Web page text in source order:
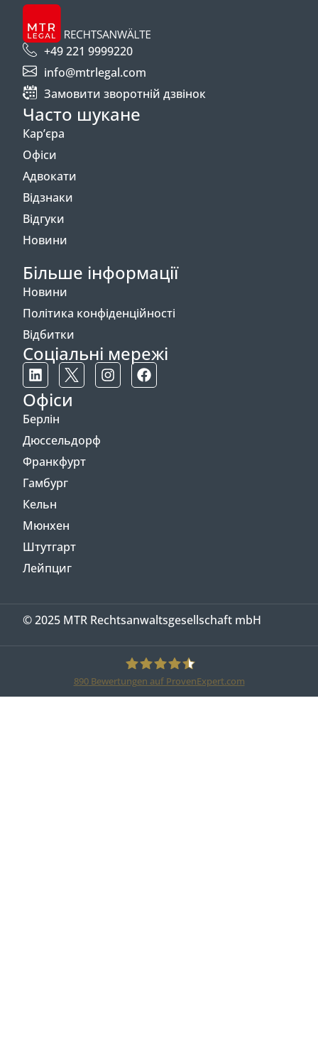
+49 221 9999220
info@mtrlegal.com
Замовити зворотній дзвінок
Часто шукане
Кар’єра
Офіси
Адвокати
Відзнаки
Відгуки
Новини
Більше інформації
Новини
Політика конфіденційності
Відбитки
Соціальні мережі
Офіси
Берлін
Дюссельдорф
Франкфурт
Гамбург
Кельн
Мюнхен
Штутгарт
Лейпциг
© 2025 MTR Rechtsanwaltsgesellschaft mbH
890Bewertungen auf ProvenExpert.com